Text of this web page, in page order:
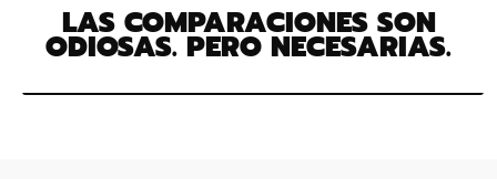
LAS COMPARACIONES SON
ODIOSAS. PERO NECESARIAS.